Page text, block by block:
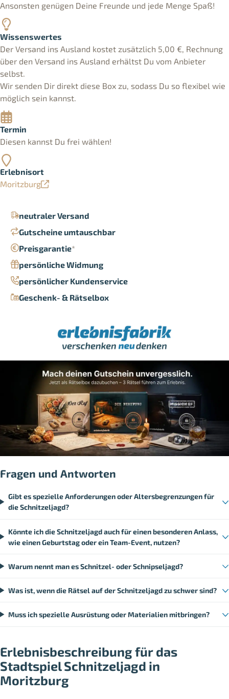
neutraler Versand
Gutscheine umtauschbar
Preisgarantie*
persönliche Widmung
persönlicher Kundenservice
Geschenk- & Rätselbox
Ansonsten genügen Deine Freunde und jede Menge Spaß!
Wissenswertes
Der Versand ins Ausland kostet zusätzlich 5,00 €, Rechnung
über den Versand ins Ausland erhältst Du vom Anbieter
selbst.
Wir senden Dir direkt diese Box zu, sodass Du so flexibel wie
möglich sein kannst.
Termin
Diesen kannst Du frei wählen!
Erlebnisort
Moritzburg
Fragen und Antworten
Gibt es spezielle Anforderungen oder Altersbegrenzungen für
die Schnitzeljagd?
Könnte ich die Schnitzeljagd auch für einen besonderen Anlass,
wie einen Geburtstag oder ein Team-Event, nutzen?
Warum nennt man es Schnitzel- oder Schnipseljagd?
Was ist, wenn die Rätsel auf der Schnitzeljagd zu schwer sind?
Muss ich spezielle Ausrüstung oder Materialien mitbringen?
Erlebnisbeschreibung für das
Stadtspiel Schnitzeljagd in
Moritzburg